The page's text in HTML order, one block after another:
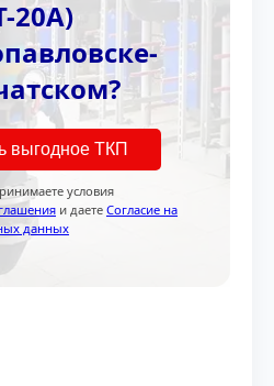
20А)
выгодное ТКП
условия
и даете Согласие на
данных